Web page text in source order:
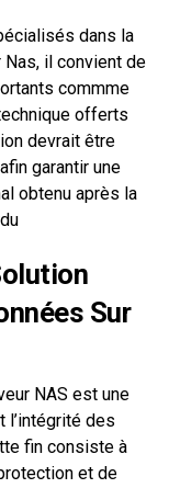
dans la
il convient de
commme
offerts
devrait être
garantir une
obtenu après la
Sur
NAS est une
l’intégrité des
fin consiste à
et de